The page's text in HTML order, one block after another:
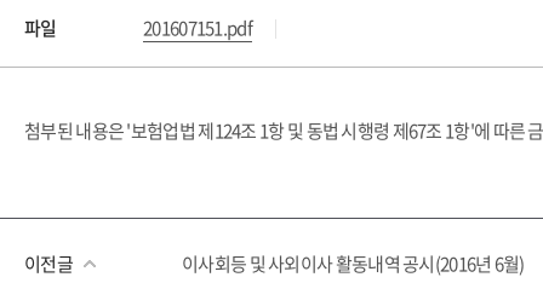
파일 201607151.pdf
첨부된 내용은 '보험업법 제124조 1항 및 동법 시행령 제67조 1항'에 따른
이전글 이사회등 및 사외이사 활동내역 공시(2016년 6월)